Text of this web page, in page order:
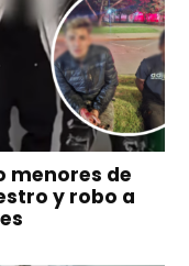
menores de
y robo a